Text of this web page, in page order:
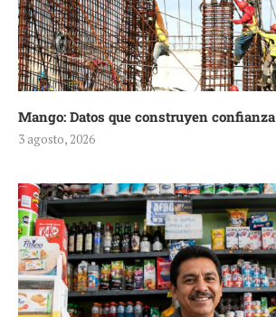
Mango: Datos que construyen confianza
3 agosto, 2026